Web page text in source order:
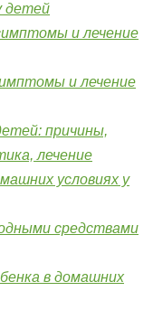
детей
и лечение
и лечение
причины,
лечение
условиях у
средствами
в домашних